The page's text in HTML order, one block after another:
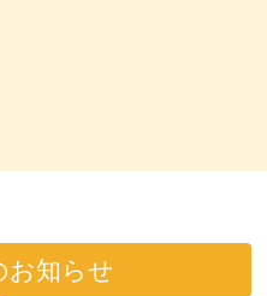
お知らせ